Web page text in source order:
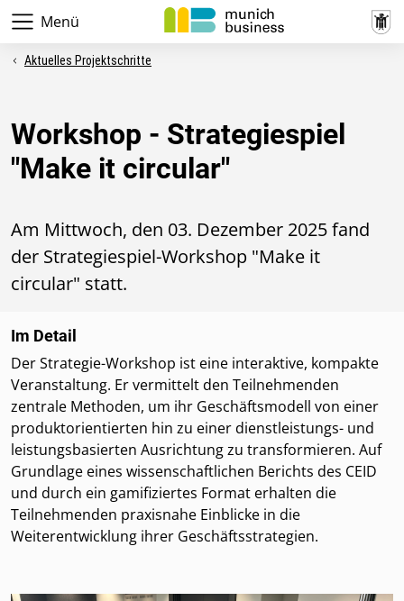
Menü
Aktuelles Projektschritte
Workshop - Strategiespiel
"Make it circular"
Am Mittwoch, den 03. Dezember 2025 fand
der Strategiespiel-Workshop "Make it
circular" statt.
Im Detail
Der Strategie-Workshop ist eine interaktive, kompakte
Veranstaltung. Er vermittelt den Teilnehmenden
zentrale Methoden, um ihr Geschäftsmodell von einer
produktorientierten hin zu einer dienstleistungs- und
leistungsbasierten Ausrichtung zu transformieren. Auf
Grundlage eines wissenschaftlichen Berichts des CEID
und durch ein gamifiziertes Format erhalten die
Teilnehmenden praxisnahe Einblicke in die
Weiterentwicklung ihrer Geschäftsstrategien.